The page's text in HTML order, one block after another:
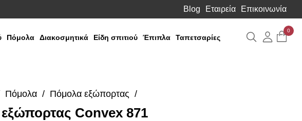
Blog Εταιρεία Επικοινωνία
Πόμολα Διακοσμητικά Είδη σπιτιού Έπιπλα Ταπετσαρίες Αναζήτηση
0
Πόμολα Πόμολα εξώπορτας
Convex 871